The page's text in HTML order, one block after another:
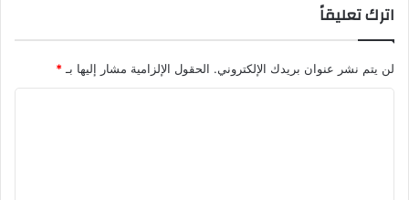
اترك تعليقاً
لن يتم نشر عنوان بريدك الإلكتروني. الحقول الإلزامية مشار إليها بـ *